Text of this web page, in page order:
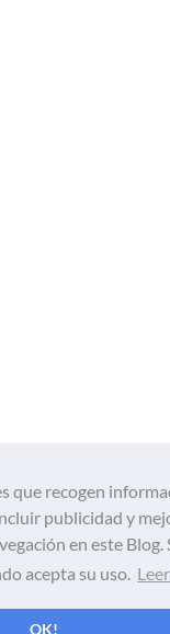
enfocada al
móviles,
que recogen
publicidad y
en este Blog.
acepta su uso.
OK!